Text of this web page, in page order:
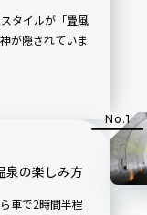
タイルが「畳風
が隠されていま
泉の楽しみ方
車で2時間半程